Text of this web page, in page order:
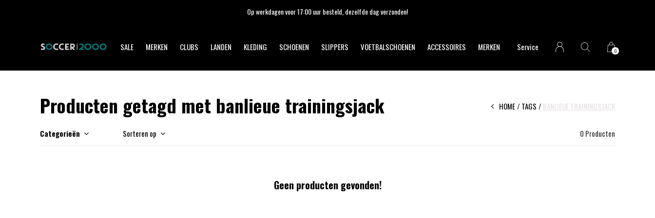
SALE MERKEN CLUBS LANDEN KLEDING SCHOENEN SLIPPERS VOETBALSCHOENEN ACCESSOIRES MERKEN Service 0
Op werkdagen voor 17:00 uur besteld, dezelfde dag verzonden!
Producten getagd met banlieue trainingsjack HOME TAGS BANLIEUE TRAININGSJACK
Categorieën Sorteren op 0 Producten
Geen producten gevonden!